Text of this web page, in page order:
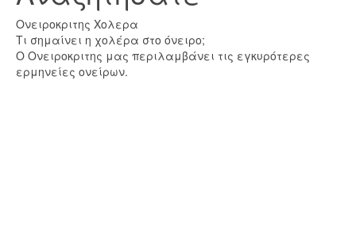
Ονειροκριτης Χολερα
Τι σημαίνει η χολέρα στο όνειρο;
Ο Ονειροκριτης μας περιλαμβάνει τις εγκυρότερες
ερμηνείες ονείρων.